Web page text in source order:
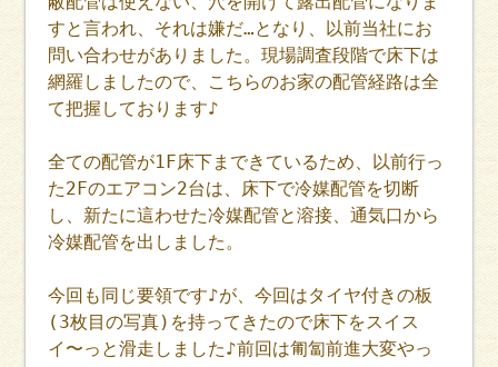
すと言われ、それは嫌だ…となり、以前当社にお
問い合わせがありました。現場調査段階で床下は
網羅しましたので、こちらのお家の配管経路は全
て把握しております♪
全ての配管が1F床下まできているため、以前行っ
た2Fのエアコン2台は、床下で冷媒配管を切断
し、新たに這わせた冷媒配管と溶接、通気口から
冷媒配管を出しました。
今回も同じ要領です♪が、今回はタイヤ付きの板
(3枚目の写真)を持ってきたので床下をスイス
イ〜っと滑走しました♪前回は匍匐前進大変やっ